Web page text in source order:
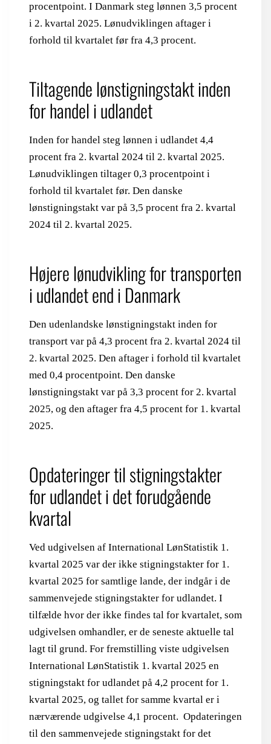
procentpoint. I Danmark steg lønnen 3,5 procent
i 2. kvartal 2025. Lønudviklingen aftager i
forhold til kvartalet før fra 4,3 procent.
Tiltagende lønstigningstakt inden
for handel i udlandet
Inden for handel steg lønnen i udlandet 4,4
procent fra 2. kvartal 2024 til 2. kvartal 2025.
Lønudviklingen tiltager 0,3 procentpoint i
forhold til kvartalet før. Den danske
lønstigningstakt var på 3,5 procent fra 2. kvartal
2024 til 2. kvartal 2025.
Højere lønudvikling for transporten
i udlandet end i Danmark
Den udenlandske lønstigningstakt inden for
transport var på 4,3 procent fra 2. kvartal 2024 til
2. kvartal 2025. Den aftager i forhold til kvartalet
med 0,4 procentpoint. Den danske
lønstigningstakt var på 3,3 procent for 2. kvartal
2025, og den aftager fra 4,5 procent for 1. kvartal
2025.
Opdateringer til stigningstakter
for udlandet i det forudgående
kvartal
Ved udgivelsen af International LønStatistik 1.
kvartal 2025 var der ikke stigningstakter for 1.
kvartal 2025 for samtlige lande, der indgår i de
sammenvejede stigningstakter for udlandet. I
tilfælde hvor der ikke findes tal for kvartalet, som
udgivelsen omhandler, er de seneste aktuelle tal
lagt til grund. For fremstilling viste udgivelsen
International LønStatistik 1. kvartal 2025 en
stigningstakt for udlandet på 4,2 procent for 1.
kvartal 2025, og tallet for samme kvartal er i
nærværende udgivelse 4,1 procent. Opdateringen
til den sammenvejede stigningstakt for det